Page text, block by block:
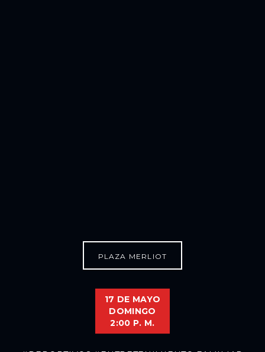
PLAZA MERLIOT
17 DE MAYO
DOMINGO
2:00 P. M.